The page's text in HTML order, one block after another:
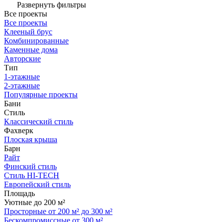
Развернуть фильтры
Все проекты
Все проекты
Клееный брус
Комбинированные
Каменные дома
Авторские
Тип
1-этажные
2-этажные
Популярные проекты
Бани
Стиль
Классический стиль
Фахверк
Плоская крыша
Барн
Райт
Финский стиль
Стиль HI-TECH
Европейский стиль
Площадь
Уютные до 200 м²
Просторные от 200 м² до 300 м²